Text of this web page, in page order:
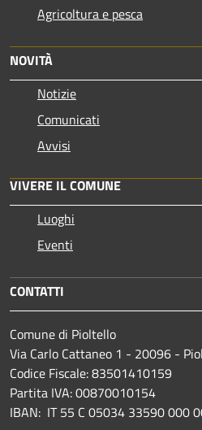
Agricoltura e pesca
NOVITÀ
Notizie
Comunicati
Avvisi
VIVERE IL COMUNE
Luoghi
Eventi
CONTATTI
Comune di Pioltello
Via Carlo Cattaneo 1 - 20096 -
Codice Fiscale: 83501410159
Partita IVA: 00870010154
IBAN: IT 55 C 05034 33590 000